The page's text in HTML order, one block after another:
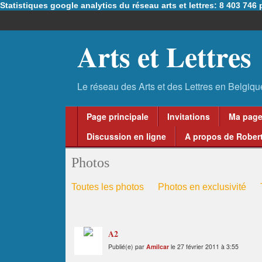
Statistiques google analytics du réseau arts et lettres: 8 403 746
Arts et Lettres
Page principale Invitations
Ma page
Discussion en ligne
A propos de
Photos
Toutes les photos Photos en exclusivité
A2
Publié(e) par Amilcar le 27 février 2011 à 3:55